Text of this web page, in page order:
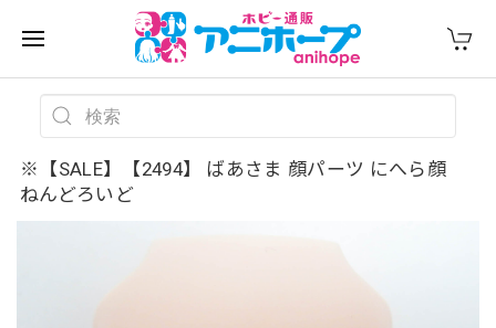
※【SALE】【2494】 ばあさま 顔パーツ にへら顔
ねんどろいど